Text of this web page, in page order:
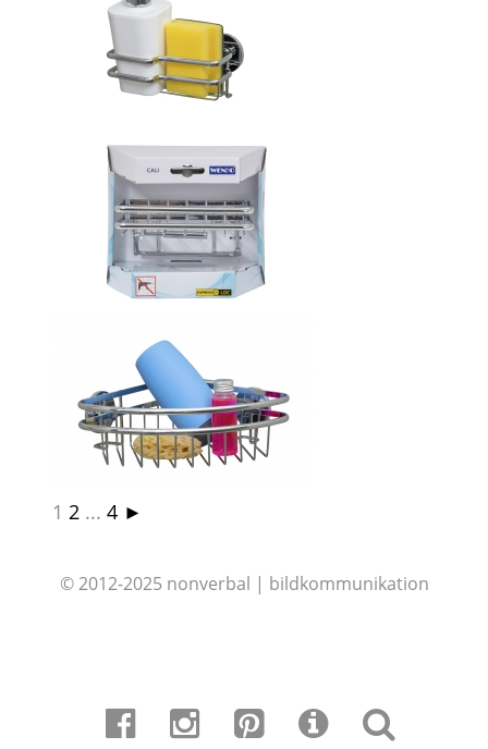
1 2 ... 4 ►
© 2012-2025 nonverbal | bildkommunikation